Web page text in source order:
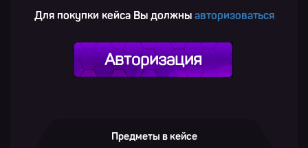
Для покупки кейса Вы должны авторизоваться
Авторизация
Предметы в кейсе